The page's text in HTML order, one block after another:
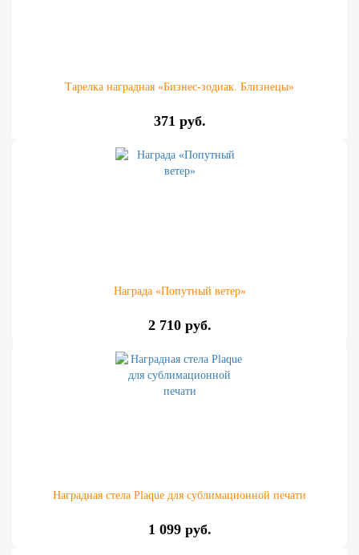
Тарелка наградная «Бизнес-зодиак. Близнецы»
371 руб.
Награда «Попутный ветер»
2 710 руб.
Наградная стела Plaque для сублимационной печати
1 099 руб.